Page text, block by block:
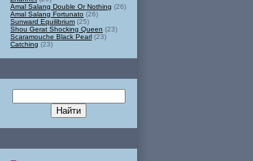
Amal Salang Double Or Nothing (26)
Amal Salang Fortunato (26)
Sunward Equilibrium (25)
Shou Gerat Shocking Queen (23)
Scaramouche Black Pearl (23)
Catching (23)